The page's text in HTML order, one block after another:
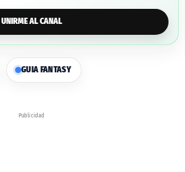
UNIRME AL CANAL
GUIA FANTASY
Publicidad